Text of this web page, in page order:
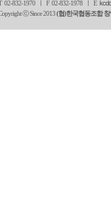
02-832-1970 ㅣ F 02-832-1978 ㅣ E
ⓒ Since 2013(협)한국협동조합